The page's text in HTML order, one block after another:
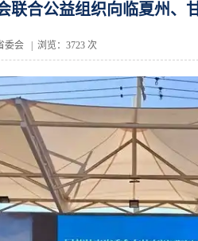
联合公益组织向临夏州、
委会 | 浏览：3723 次